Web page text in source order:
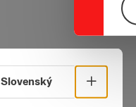
Select
Slovenský